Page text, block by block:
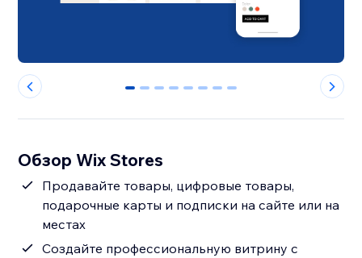
0 1 2 3 4 5 6 7
Обзор Wix Stores
Продавайте товары, цифровые товары,
подарочные карты и подписки на сайте или на
местах
Создайте профессиональную витрину с